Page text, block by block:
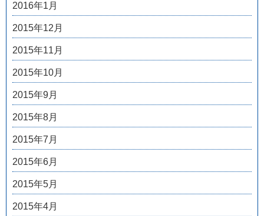
2016年1月
2015年12月
2015年11月
2015年10月
2015年9月
2015年8月
2015年7月
2015年6月
2015年5月
2015年4月